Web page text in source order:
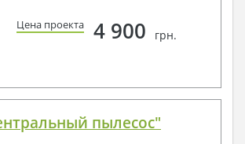
Цена проекта 4 900 грн.
пылесос"